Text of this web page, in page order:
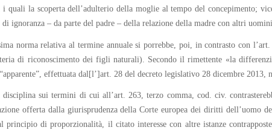
la scoperta dell’adulterio della moglie al tempo del concepimento;
ignoranza – da parte del padre – della relazione della madre con altri
norma relativa al termine annuale si porrebbe, poi, in contrasto con
di riconoscimento dei figli naturali). Secondo il rimettente «la
effettuata dal[l’]art. 28 del decreto legislativo 28 dicembre 2013,
sui termini di cui all’art. 263, terzo comma, cod. civ.
offerta dalla giurisprudenza della Corte europea dei diritti
principio di proporzionalità, il citato interesse con altre istanze